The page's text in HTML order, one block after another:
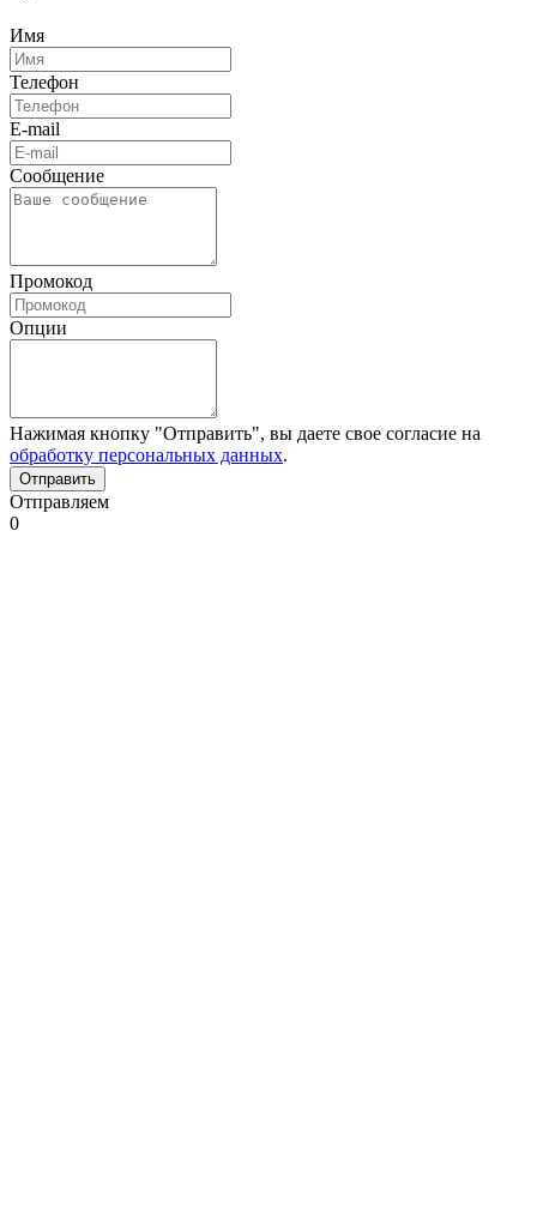
Имя
Телефон
E-mail
Сообщение
Промокод
Опции
Нажимая кнопку "Отправить", вы даете свое согласие на
обработку персональных данных.
Отправляем
0